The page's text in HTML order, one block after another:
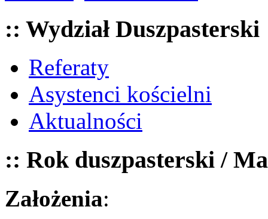
:: Wydział Duszpasterski
Referaty
Asystenci kościelni
Aktualności
:: Rok duszpasterski /
Założenia: